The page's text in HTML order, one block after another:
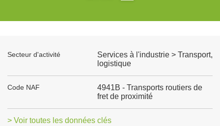
Secteur d'activité
Services à l'industrie > Transport,
logistique
Code NAF
4941B - Transports routiers de
fret de proximité
> Voir toutes les données clés